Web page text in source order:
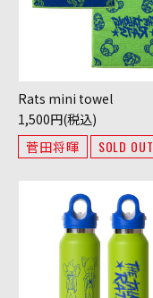
Rats mini towel
1,500円(税込)
菅田将暉 SOLD OUT